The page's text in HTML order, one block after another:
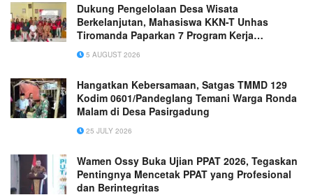
Dukung Pengelolaan Desa Wisata
Berkelanjutan, Mahasiswa KKN-T Unhas
Tiromanda Paparkan 7 Program Kerja
Unggulan
5 AUGUST 2026
Hangatkan Kebersamaan, Satgas TMMD 129
Kodim 0601/Pandeglang Temani Warga Ronda
Malam di Desa Pasirgadung
25 JULY 2026
Wamen Ossy Buka Ujian PPAT 2026, Tegaskan
Pentingnya Mencetak PPAT yang Profesional
dan Berintegritas